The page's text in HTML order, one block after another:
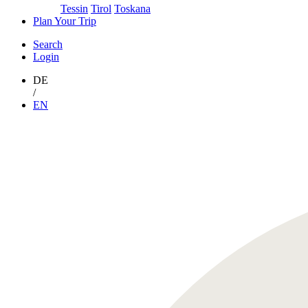
Tessin Tirol Toskana
Plan Your Trip
Search
Login
DE
/
EN